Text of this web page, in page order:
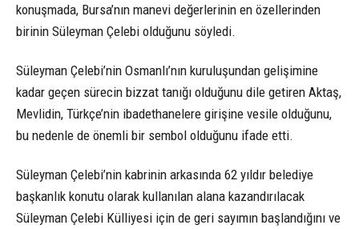
konuşmada, Bursa’nın manevi değerlerinin en özellerinden
birinin Süleyman Çelebi olduğunu söyledi.
Süleyman Çelebi’nin Osmanlı’nın kuruluşundan gelişimine
kadar geçen sürecin bizzat tanığı olduğunu dile getiren Aktaş,
Mevlidin, Türkçe’nin ibadethanelere girişine vesile olduğunu,
bu nedenle de önemli bir sembol olduğunu ifade etti.
Süleyman Çelebi’nin kabrinin arkasında 62 yıldır belediye
başkanlık konutu olarak kullanılan alana kazandırılacak
Süleyman Çelebi Külliyesi için de geri sayımın başlandığını ve